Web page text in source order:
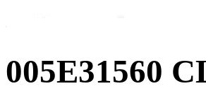
005E31560